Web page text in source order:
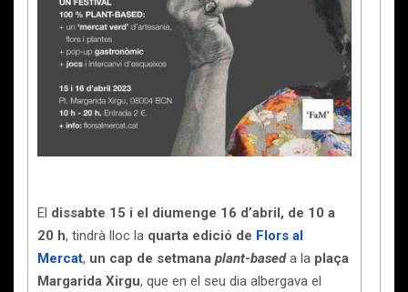
El dissabte 15 i el diumenge 16 d’abril, de 10 a
20 h, tindrà lloc la quarta edició de Flors al
Mercat, un cap de setmana plant-baseda la plaça
Margarida Xirgu, que en el seu dia albergava el